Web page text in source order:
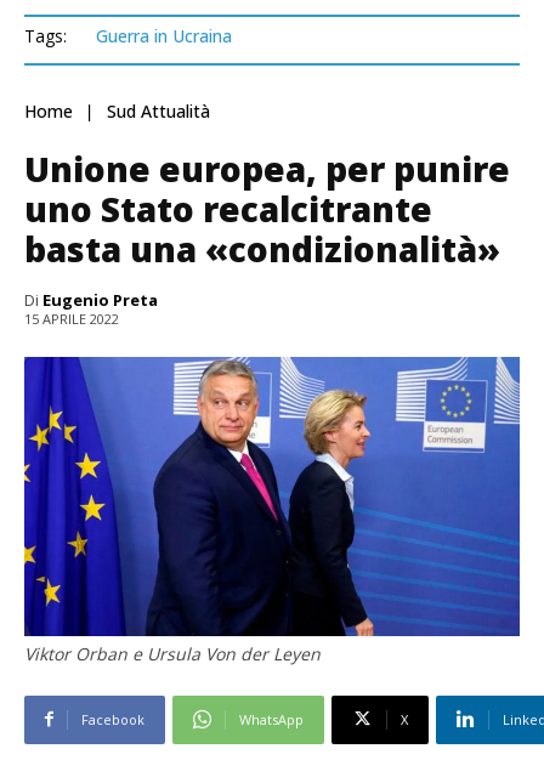
Tags: Guerra in Ucraina
Home Sud Attualità
Unione europea, per punire
uno Stato recalcitrante
basta una «condizionalità»
Di Eugenio Preta
15 APRILE 2022
Viktor Orban e Ursula Von der Leyen
Facebook WhatsApp X